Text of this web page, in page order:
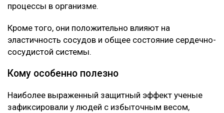
процессы в организме.
Кроме того, они положительно влияют на
эластичность сосудов и общее состояние сердечно-
сосудистой системы.
Кому особенно полезно
Наиболее выраженный защитный эффект ученые
зафиксировали у людей с избыточным весом,